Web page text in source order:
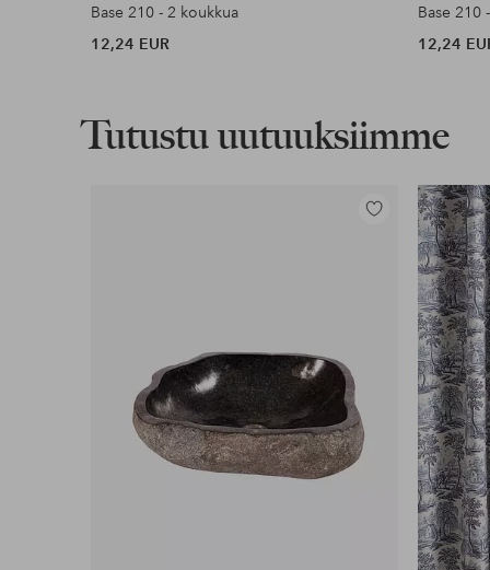
Base 210 - 2 koukkua
12,24 EUR
Base 210
12,24
Tutustu uutuuksiimme
Lisää
suosikkeihin